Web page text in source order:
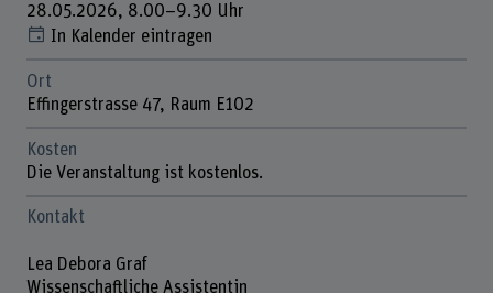
28.05.2026, 8.00–9.30 Uhr
In Kalender eintragen
Ort
Effingerstrasse 47, Raum E102
Kosten
Die Veranstaltung ist kostenlos.
Kontakt
Lea Debora Graf
Wissenschaftliche Assistentin